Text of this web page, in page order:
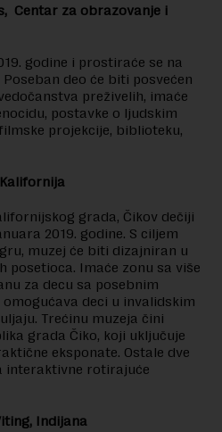
Centar za obrazovanje i
godine i prostiraće se na
deo će biti posvećen
preživelih, imaće
postavke o ljudskim
projekcije, biblioteku,
grada, Čikov dečiji
2019. godine. S ciljem
muzej će biti dizajniran u
posetioca. Imaće zonu sa više
za decu sa posebnim
deci u invalidskim
Trećinu muzeja čini
grada Čiko, koji uključuje
eksponate. Ostale dve
interaktivne rotirajuće
Indijana